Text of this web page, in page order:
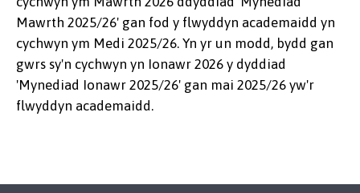
Mawrth 2025/26' gan fod y flwyddyn academaidd yn
cychwyn ym Medi 2025/26. Yn yr un modd, bydd gan
gwrs sy'n cychwyn yn Ionawr 2026 y dyddiad
'Mynediad Ionawr 2025/26' gan mai 2025/26 yw'r
flwyddyn academaidd.